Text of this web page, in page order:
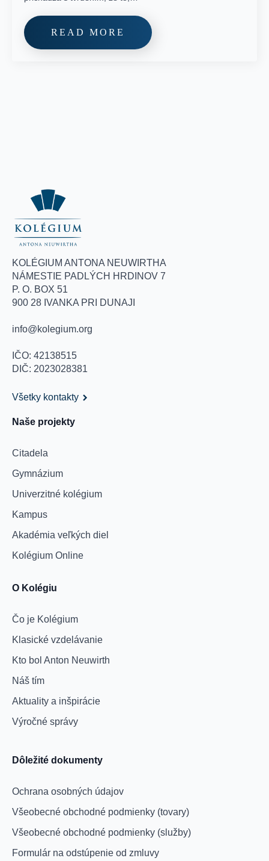
READ MORE
KOLÉGIUM ANTONA NEUWIRTHA
NÁMESTIE PADLÝCH HRDINOV 7
P. O. BOX 51
900 28 IVANKA PRI DUNAJI
info@kolegium.org
IČO: 42138515
DIČ: 2023028381
Všetky kontakty
Naše projekty
Citadela
Gymnázium
Univerzitné kolégium
Kampus
Akadémia veľkých diel
Kolégium Online
O Kolégiu
Čo je Kolégium
Klasické vzdelávanie
Kto bol Anton Neuwirth
Náš tím
Aktuality a inšpirácie
Výročné správy
Dôležité dokumenty
Ochrana osobných údajov
Všeobecné obchodné podmienky (tovary)
Všeobecné obchodné podmienky (služby)
Formulár na odstúpenie od zmluvy